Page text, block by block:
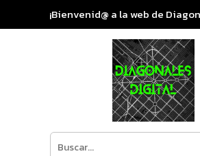
¡Bienvenid@ a la web de